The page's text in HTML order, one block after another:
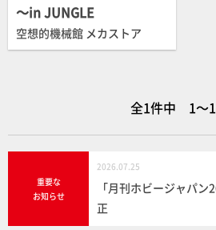
～in JUNGLE
空想的機械館 メカストア
全1件中 1～
重要な
お知らせ
2026.07.25
「月刊ホビージャパ
正